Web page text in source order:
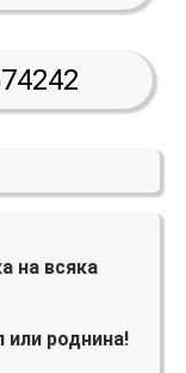
на всяка
или роднина!